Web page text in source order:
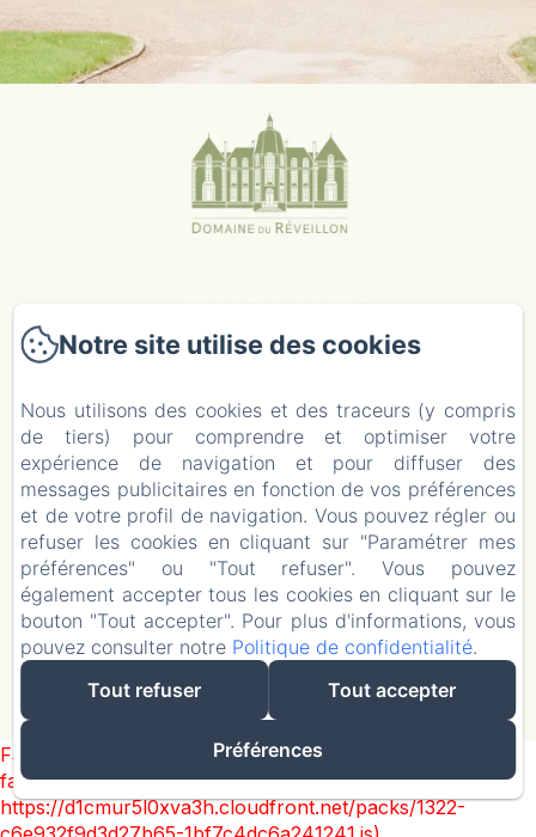
Domaine Du Réveillon
2 Route de Clamecy
58410 - Entrains-sur-Nohain
06 23 51 87 66
Contactez nous
Contactez nous
Mentions légales
Mentions légales
Failed to load BookingEngine/index: Loading chunk 1322
failed. (missing:
https://d1cmur5l0xva3h.cloudfront.net/packs/1322-
Notre site utilise des cookies
Nous utilisons des cookies et des traceurs (y compris
de tiers) pour comprendre et optimiser votre
expérience de navigation et pour diffuser des
messages publicitaires en fonction de vos préférences
et de votre profil de navigation. Vous pouvez régler ou
refuser les cookies en cliquant sur "Paramétrer mes
préférences" ou "Tout refuser". Vous pouvez
également accepter tous les cookies en cliquant sur le
bouton "Tout accepter". Pour plus d'informations, vous
pouvez consulter notre Politique de confidentialité.
Tout refuser
Tout accepter
Préférences